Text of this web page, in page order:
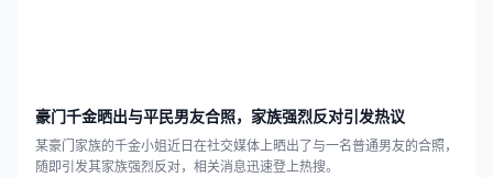
豪门千金晒出与平民男友合照，家族强烈反对引发热议
某豪门家族的千金小姐近日在社交媒体上晒出了与一名普通男友的合照，
随即引发其家族强烈反对，相关消息迅速登上热搜。